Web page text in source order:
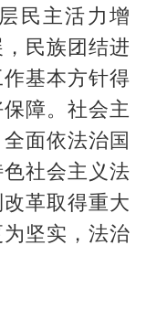
民主活力增
民族团结进
基本方针得
障。社会主
面依法治国
社会主义法
革取得重大
坚实，法治